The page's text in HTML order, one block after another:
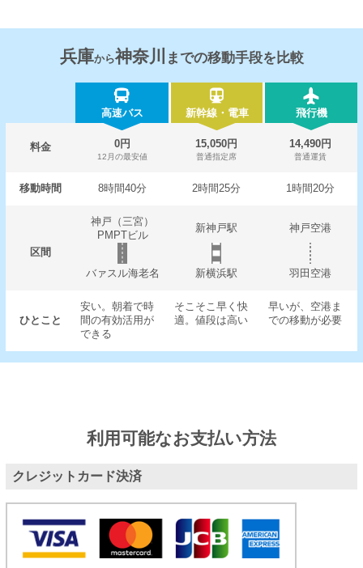
兵庫から神奈川 までの移動手段を比較
高速バス 新幹線・電車 飛行機
料金 0円
12月の最安値
15,050円
普通指定席
14,490円
普通運賃
移動時間 8時間40分 2時間25分 1時間20分
区間
神戸（三宮）
PMPTビル
新神戸駅 神戸空港
バァスル海老名 新横浜駅 羽田空港
ひとこと
安い。朝着で時
間の有効活用が
できる
そこそこ早く快
適。値段は高い
早いが、空港ま
での移動が必要
利用可能なお支払い方法
クレジットカード決済